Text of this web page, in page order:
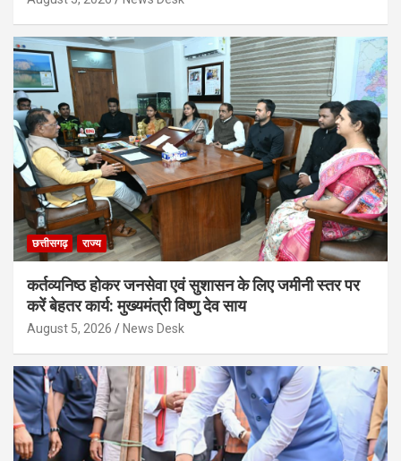
छत्तीसगढ़ राज्य
कर्तव्यनिष्ठ होकर जनसेवा एवं सुशासन के लिए जमीनी स्तर पर
करें बेहतर कार्य: मुख्यमंत्री विष्णु देव साय
August 5, 2026 News Desk